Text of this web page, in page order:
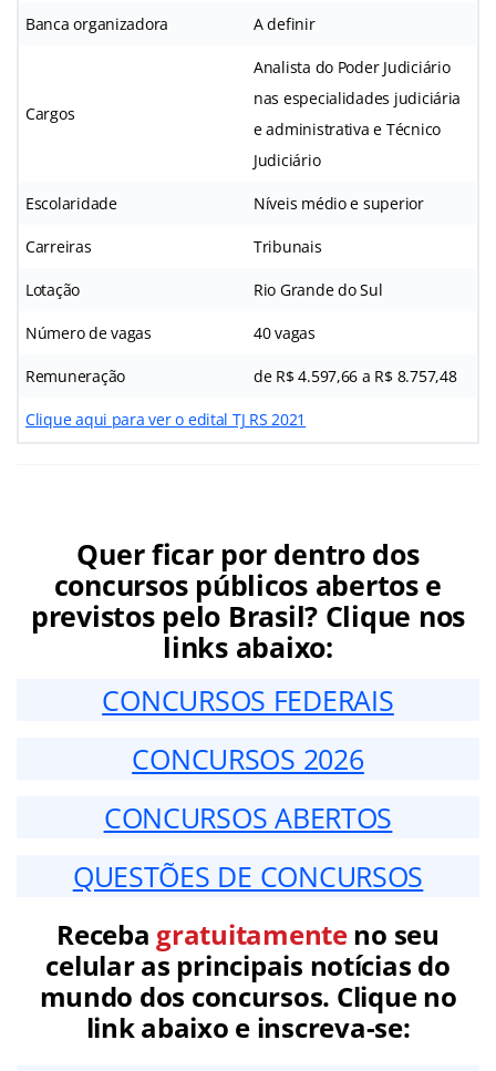
Banca organizadora A definir
Cargos
Analista do Poder Judiciário
nas especialidades judiciária
e administrativa e Técnico
Judiciário
Escolaridade Níveis médio e superior
Carreiras Tribunais
Lotação Rio Grande do Sul
Número de vagas 40 vagas
Remuneração de R$ 4.597,66 a R$ 8.757,48
Clique aqui para ver o edital TJ RS 2021
Quer ficar por dentro dos
concursos públicos abertos e
previstos pelo Brasil? Clique nos
links abaixo:
CONCURSOS FEDERAIS
CONCURSOS 2026
CONCURSOS ABERTOS
QUESTÕES DE CONCURSOS
Receba gratuitamenteno seu
celular as principais notícias do
mundo dos concursos. Clique no
link abaixo e inscreva-se: